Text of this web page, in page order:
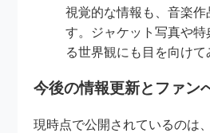
視覚的な情報も、音楽
す。ジャケット写真や
る世界観にも目を向けて
今後の情報更新とファン
現時点で公開されているのは